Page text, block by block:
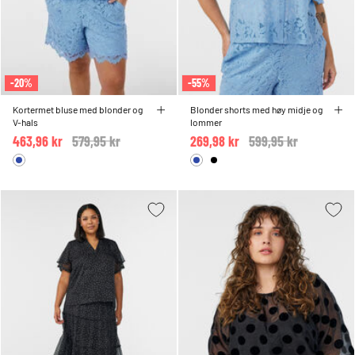
-20%
Kortermet bluse med blonder og
V-hals
Price reduced from
579,95 kr
463,96 kr
-55%
Blonder shorts med høy midje og
lommer
Price reduced from
599,95 kr
269,98 kr